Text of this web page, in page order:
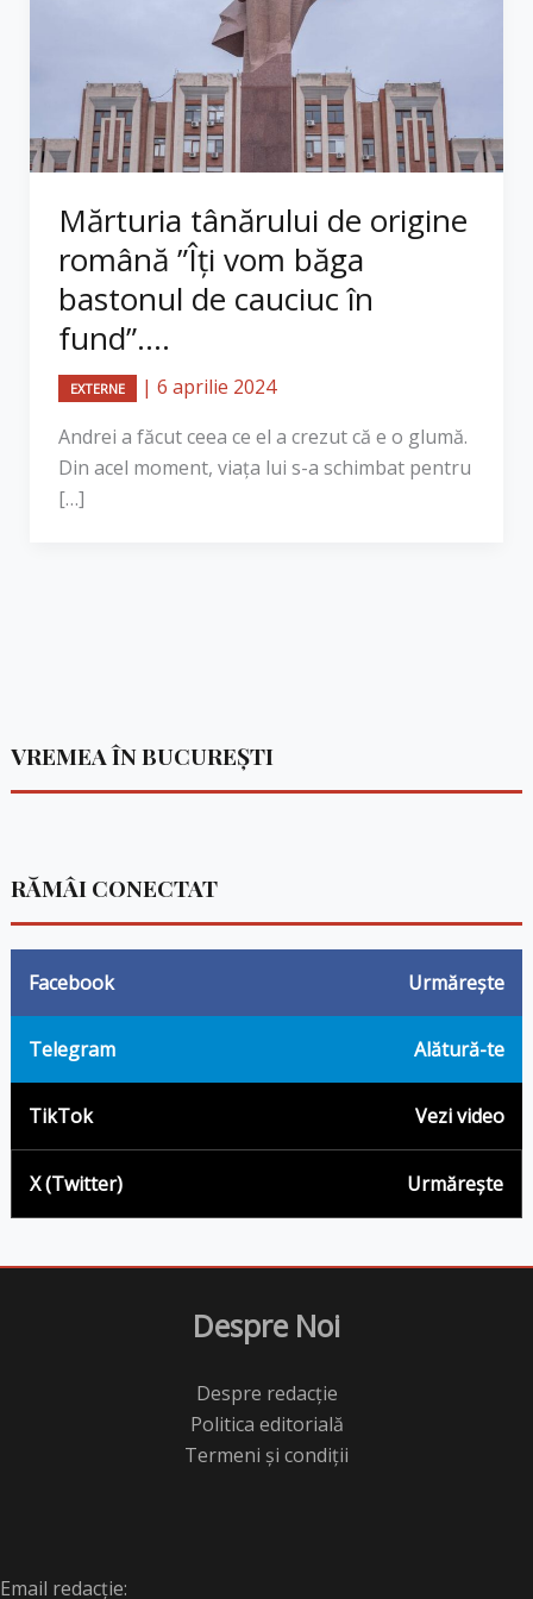
Mărturia tânărului de origine
română ”Îți vom băga
bastonul de cauciuc în
fund”....
EXTERNE | 6 aprilie 2024
Andrei a făcut ceea ce el a crezut că e o glumă.
Din acel moment, viața lui s-a schimbat pentru
[…]
VREMEA ÎN BUCUREȘTI
RĂMÂI CONECTAT
Facebook Urmărește
Telegram Alătură-te
TikTok Vezi video
X (Twitter) Urmărește
Despre Noi
Despre redacție
Politica editorială
Termeni și condiții
Email redacție: